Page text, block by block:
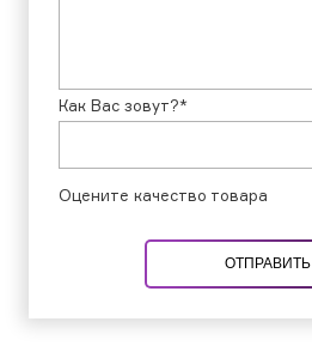
Как Вас зовут?*
Оцените качество товара
ОТПРАВИТЬ